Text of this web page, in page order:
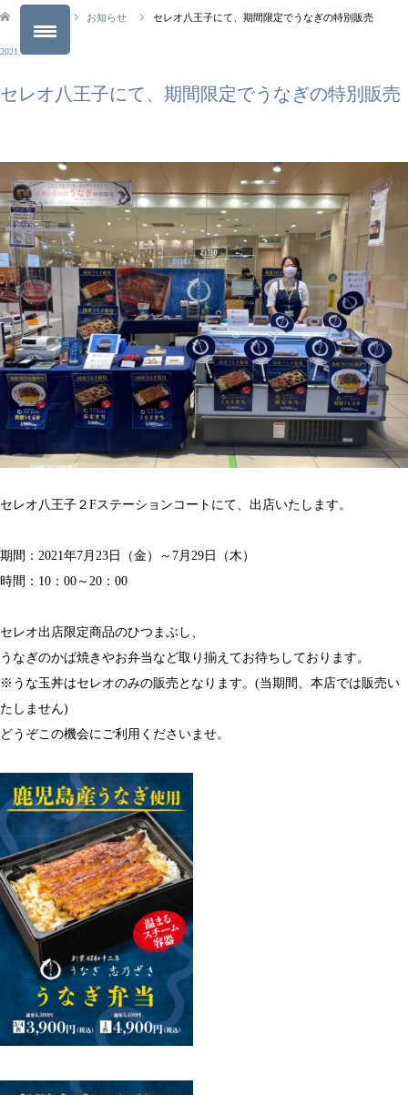
お知らせ セレオ八王子にて、期間限定でうなぎの特別販売
2021.07.23
セレオ八王子にて、期間限定でうなぎの特別販売
セレオ八王子２Fステーションコートにて、出店いたします。
期間：2021年7月23日（金）～7月29日（木）
時間：10：00～20：00
セレオ出店限定商品のひつまぶし、
うなぎのかば焼きやお弁当など取り揃えてお待ちしております。
※うな玉丼はセレオのみの販売となります。(当期間、本店では販売い
たしません)
どうぞこの機会にご利用くださいませ。